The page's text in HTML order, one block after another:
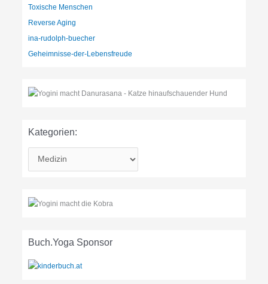
Toxische Menschen
Reverse Aging
ina-rudolph-buecher
Geheimnisse-der-Lebensfreude
Kategorien:
g
e
Buch.Yoga Sponsor